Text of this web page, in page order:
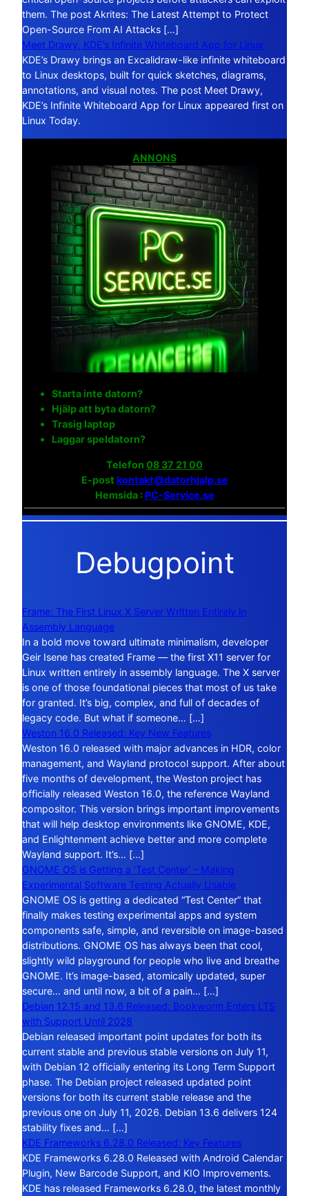
them. The post Akrites: The Latest Attempt to Protect
Open-Source From AI Attacks […]
Meet Drawy, KDE’s Infinite Whiteboard App for Linux
KDE’s Drawy brings an Excalidraw-like infinite whiteboard
to Linux desktops, built for quick sketches, diagrams,
annotations, and visual notes. The post Meet Drawy,
KDE’s Infinite Whiteboard App for Linux appeared first on
Linux Today.
ANNONS
Starta inte datorn?
Hjälp att byta datorn?
Trasig laptop
Laggar speldatorn?
Telefon 08 37 21 00
E-post kontakt@datorhjalp.se
Hemsida :PC-Service.se
Debugpoint
Frame: The First Linux X Server Written Entirely in
Assembly Language
In a bold move toward ultimate minimalism, developer
Geir Isene has created Frame — the first X11 server for
Linux written entirely in assembly language. The X server
is one of those foundational pieces that most of us take
for granted. It’s big, complex, and full of decades of
legacy code. But what if someone… […]
Weston 16.0 Released: Key New Features
Weston 16.0 released with major advances in HDR, color
management, and Wayland protocol support. After about
five months of development, the Weston project has
officially released Weston 16.0, the reference Wayland
compositor. This version brings important improvements
that will help desktop environments like GNOME, KDE,
and Enlightenment achieve better and more complete
Wayland support. It’s… […]
GNOME OS is Getting a ‘Test Center’ – Making
Experimental Software Testing Actually Usable
GNOME OS is getting a dedicated “Test Center” that
finally makes testing experimental apps and system
components safe, simple, and reversible on image-based
distributions. GNOME OS has always been that cool,
slightly wild playground for people who live and breathe
GNOME. It’s image-based, atomically updated, super
secure… and until now, a bit of a pain… […]
Debian 12.15 and 13.6 Released: Bookworm Enters LTS
with Support Until 2028
Debian released important point updates for both its
current stable and previous stable versions on July 11,
with Debian 12 officially entering its Long Term Support
phase. The Debian project released updated point
versions for both its current stable release and the
previous one on July 11, 2026. Debian 13.6 delivers 124
stability fixes and… […]
KDE Frameworks 6.28.0 Released: Key Features
KDE Frameworks 6.28.0 Released with Android Calendar
Plugin, New Barcode Support, and KIO Improvements.
KDE has released Frameworks 6.28.0, the latest monthly